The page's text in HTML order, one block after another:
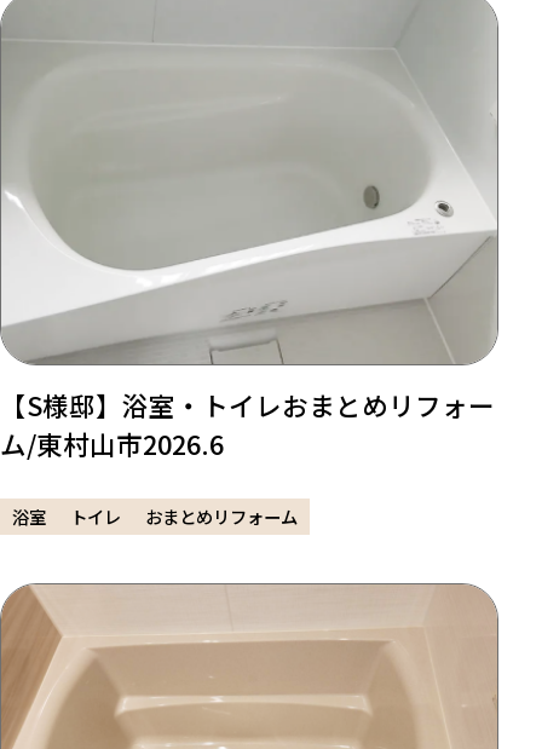
【S様邸】浴室・トイレおまとめリフォー
ム/東村山市2026.6
浴室 トイレ おまとめリフォーム